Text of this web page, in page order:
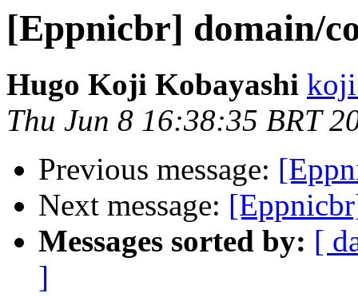
[Eppnicbr] domain/
Hugo Koji Kobayashi
Thu Jun 8 16:38:35 BRT
Previous message:
Next message:
Messages sorted by: [
]